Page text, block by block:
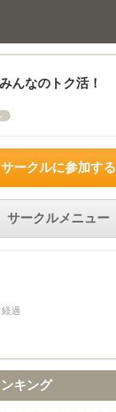
んなのトク活！
サークルに参加する
サークルメニュー
過
キング